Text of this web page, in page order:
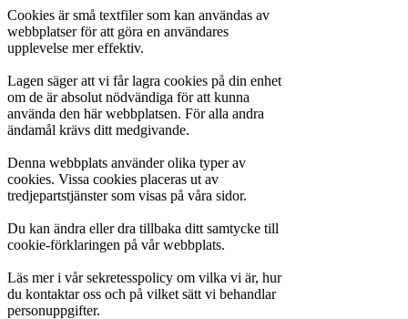
Cookies är små textfiler som kan användas av
webbplatser för att göra en användares
upplevelse mer effektiv.
Lagen säger att vi får lagra cookies på din enhet
om de är absolut nödvändiga för att kunna
använda den här webbplatsen. För alla andra
ändamål krävs ditt medgivande.
Denna webbplats använder olika typer av
cookies. Vissa cookies placeras ut av
tredjepartstjänster som visas på våra sidor.
Du kan ändra eller dra tillbaka ditt samtycke till
cookie-förklaringen på vår webbplats.
Läs mer i vår sekretesspolicy om vilka vi är, hur
du kontaktar oss och på vilket sätt vi behandlar
personuppgifter.